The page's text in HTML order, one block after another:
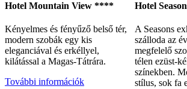
Hotel
A Seasons
szálloda az
megfelelő
télen ezüst-
színekben.
stílus, sok fa
Hotel Mountain View ****
Kényelmes és fényűző belső tér,
modern szobák egy kis
eleganciával és erkéllyel,
kilátással a Magas-Tátrára.
További információk